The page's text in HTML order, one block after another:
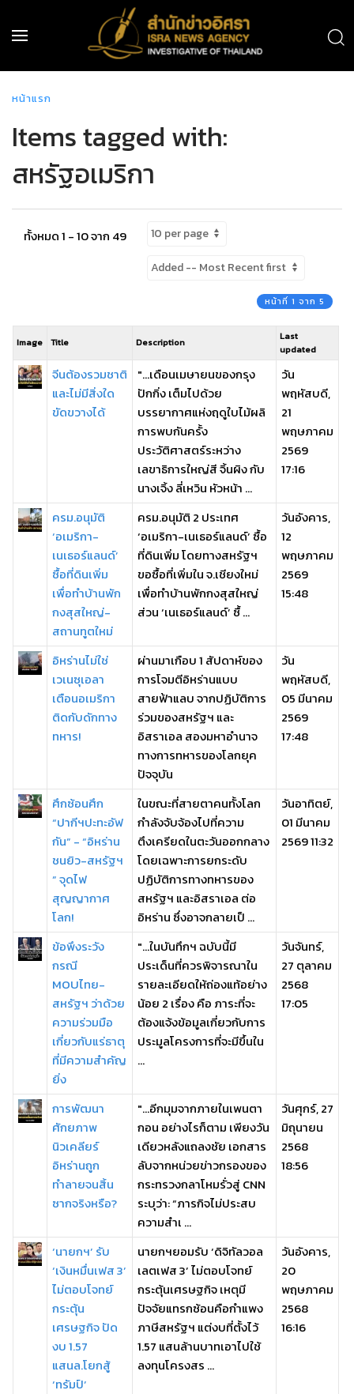
หน้าแรก
Items tagged with:
สหรัฐอเมริกา
ทั้งหมด 1 - 10 จาก 49
หน้าที่ 1 จาก 5
Image Title Description
Last
updated
จีนต้องรวมชาติ
และไม่มีสิ่งใด
ขัดขวางได้
"...เดือนเมษายนของกรุง
ปักกิ่ง เต็มไปด้วย
บรรยากาศแห่งฤดูใบไม้ผลิ
การพบกันครั้ง
ประวัติศาสตร์ระหว่าง
เลขาธิการใหญ่สี จิ้นผิง กับ
นางเจิ้ง ลี่เหวิน หัวหน้า ...
วัน
พฤหัสบดี,
21
พฤษภาคม
2569
17:16
ครม.อนุมัติ
‘อเมริกา-
เนเธอร์แลนด์’
ซื้อที่ดินเพิ่ม
เพื่อทำบ้านพัก
กงสุสใหญ่-
สถานทูตใหม่
ครม.อนุมัติ 2 ประเทศ
‘อเมริกา-เนเธอร์แลนด์’ ซื้อ
ที่ดินเพิ่ม โดยทางสหรัฐฯ
ขอซื้อที่เพิ่มใน จ.เชียงใหม่
เพื่อทำบ้านพักกงสุสใหญ่
ส่วน ‘เนเธอร์แลนด์’ ซื้ ...
วันอังคาร,
12
พฤษภาคม
2569
15:48
อิหร่านไม่ใช่
เวเนซุเอลา
เตือนอเมริกา
ติดกับดักทาง
ทหาร!
ผ่านมาเกือบ 1 สัปดาห์ของ
การโจมตีอิหร่านแบบ
สายฟ้าแลบ จากปฏิบัติการ
ร่วมของสหรัฐฯ และ
อิสราเอล สองมหาอำนาจ
ทางการทหารของโลกยุค
ปัจจุบัน
วัน
พฤหัสบดี,
05 มีนาคม
2569
17:48
ศึกซ้อนศึก
“ปากีฯปะทะอัฟ
กัน” - “อิหร่าน
ชนยิว-สหรัฐฯ
” จุดไฟ
สุญญากาศ
โลก!
ในขณะที่สายตาคนทั้งโลก
กำลังจับจ้องไปที่ความ
ตึงเครียดในตะวันออกกลาง
โดยเฉพาะการยกระดับ
ปฏิบัติการทางทหารของ
สหรัฐฯ และอิสราเอล ต่อ
อิหร่าน ซึ่งอาจกลายเป็ ...
วันอาทิตย์,
01 มีนาคม
2569 11:32
ข้อพึงระวัง
กรณี
MOUไทย-
สหรัฐฯ ว่าด้วย
ความร่วมมือ
เกี่ยวกับแร่ธาตุ
ที่มีความสำคัญ
ยิ่ง
"...ในบันทึกฯ ฉบับนี้มี
ประเด็นที่ควรพิจารณาใน
รายละเอียดให้ถ่องแท้อย่าง
น้อย 2 เรื่อง คือ ภาระที่จะ
ต้องแจ้งข้อมูลเกี่ยวกับการ
ประมูลโครงการที่จะมีขึ้นใน
...
วันจันทร์,
27 ตุลาคม
2568
17:05
การพัฒนา
ศักยภาพ
นิวเคลียร์
อิหร่านถูก
ทำลายจนสิ้น
ซากจริงหรือ?
"...อีกมุมจากภายในเพนตา
กอน อย่างไรก็ตาม เพียงวัน
เดียวหลังแถลงชัย เอกสาร
ลับจากหน่วยข่าวกรองของ
กระทรวงกลาโหมรั่วสู่ CNN
ระบุว่า: “ภารกิจไม่ประสบ
ความสำเ ...
วันศุกร์, 27
มิถุนายน
2568
18:56
‘นายกฯ’ รับ
‘เงินหมื่นเฟส 3’
ไม่ตอบโจทย์
กระตุ้น
เศรษฐกิจ ปัด
งบ 1.57
แสนล.โยกสู้
‘ทรัมป์’
นายกฯยอมรับ ‘ดิจิทัลวอล
เลตเฟส 3’ ไม่ตอบโจทย์
กระตุ้นเศรษฐกิจ เหตุมี
ปัจจัยแทรกซ้อนคือกำแพง
ภาษีสหรัฐฯ แต่งบที่ตั้งไว้
1.57 แสนล้านบาทเอาไปใช้
ลงทุนโครงสร ...
วันอังคาร,
20
พฤษภาคม
2568
16:16